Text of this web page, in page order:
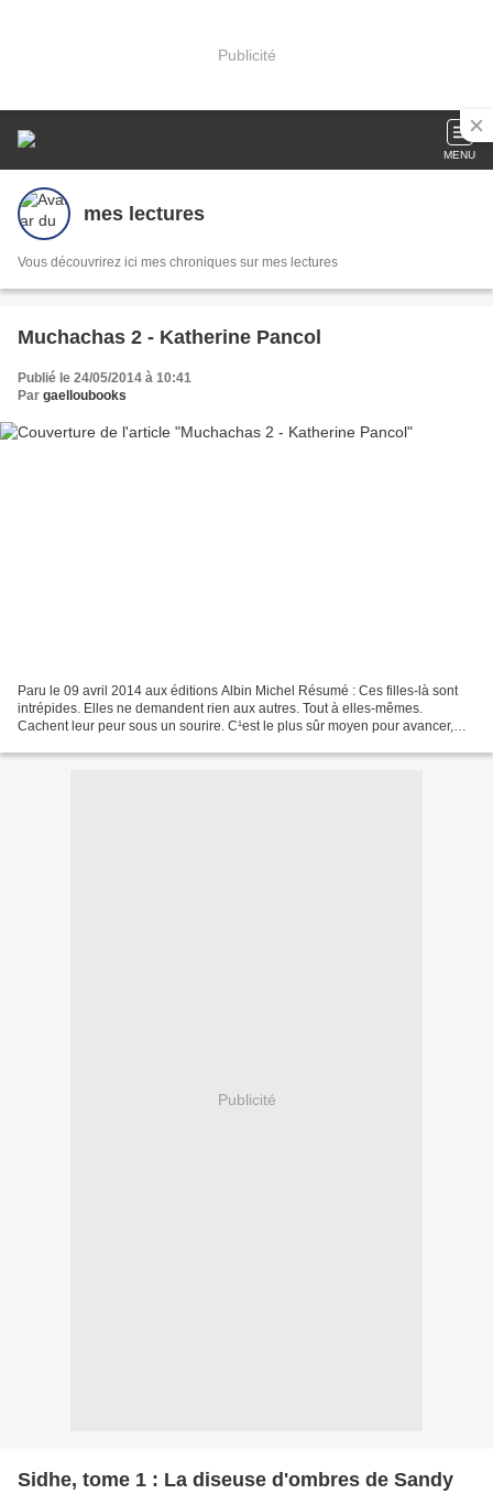
Publicité
MENU
mes lectures
Vous découvrirez ici mes chroniques sur mes lectures
Muchachas 2 - Katherine Pancol
Publié le 24/05/2014 à 10:41
Par gaelloubooks
Paru le 09 avril 2014 aux éditions Albin Michel Résumé : Ces filles-là sont
intrépides. Elles ne demandent rien aux autres. Tout à elles-mêmes.
Cachent leur peur sous un sourire. C¹est le plus sûr moyen pour avancer,
Publicité
Sidhe, tome 1 : La diseuse d'ombres de Sandy